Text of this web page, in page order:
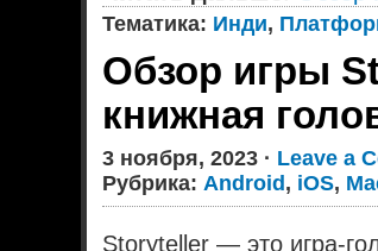
Тематика: Инди,
Обзор игры
книжная
3 ноября, 2023 · Leave a
Рубрика:Android , iOS,
Storyteller — это игра-